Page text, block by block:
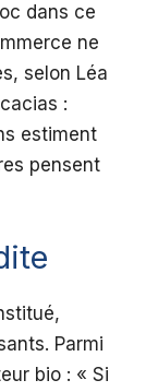
dans ce
ne
selon Léa
:
estiment
pensent
Parmi
bio : « Si